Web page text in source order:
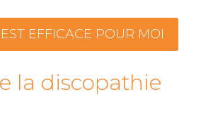
EFFICACE POUR MOI
la discopathie